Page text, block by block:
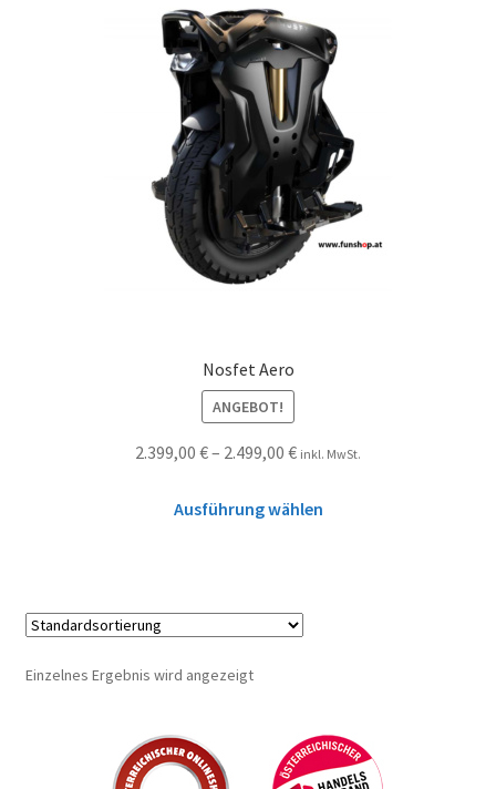
Nosfet Aero
ANGEBOT!
2.399,00 €– 2.499,00 € inkl. MwSt.
Ausführung wählen
Einzelnes Ergebnis wird angezeigt